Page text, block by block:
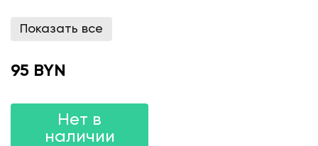
Показать все
95 BYN
Нет в
наличии